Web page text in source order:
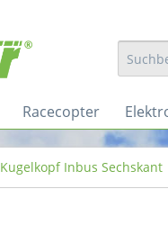
Racecopter
Kugelkopf Inbus Sechskant